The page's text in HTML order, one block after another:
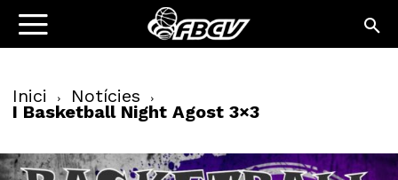
Inici Notícies
I Basketball Night Agost 3×3